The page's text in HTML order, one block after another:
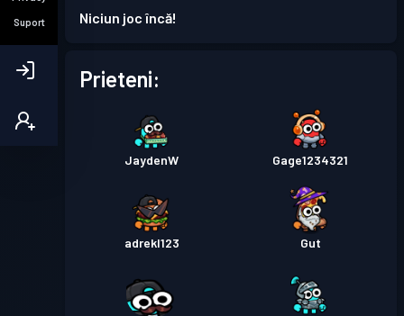
Suport Niciun joc încă!
Prieteni:
JaydenW Gage1234321
adrekl123 Gut